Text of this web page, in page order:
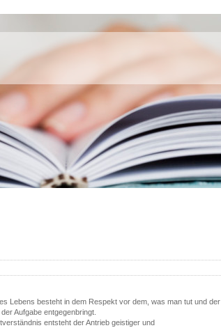
Lebens besteht in dem Respekt vor dem, was man tut und der
Aufgabe entgegenbringt.
entsteht der Antrieb geistiger und